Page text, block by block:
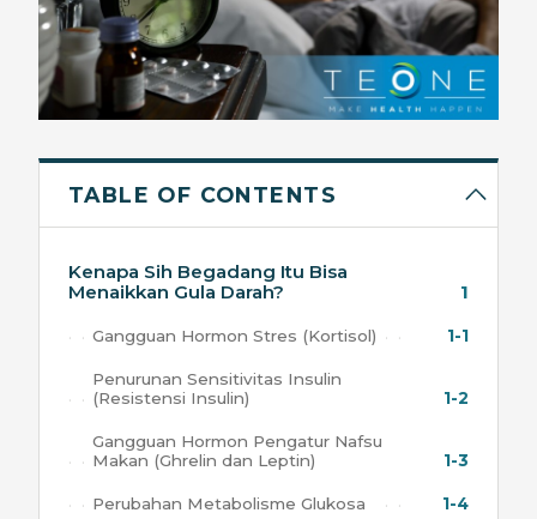
TABLE OF CONTENTS
Kenapa Sih Begadang Itu Bisa
Menaikkan Gula Darah?
1
Gangguan Hormon Stres (Kortisol) 1-1
Penurunan Sensitivitas Insulin
(Resistensi Insulin)
1-2
Gangguan Hormon Pengatur Nafsu
Makan (Ghrelin dan Leptin)
1-3
Perubahan Metabolisme Glukosa 1-4